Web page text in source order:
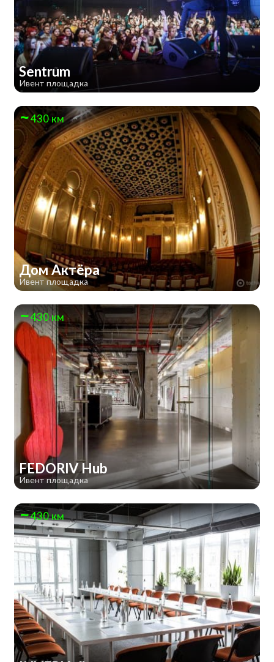
Sentrum
Ивент площадка
430 км
Дом Актёра
Ивент площадка
430 км
FEDORIV Hub
Ивент площадка
430 км